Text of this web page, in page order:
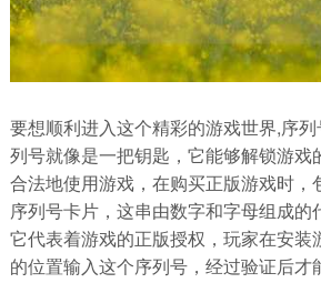
要想顺利进入这个精彩的游戏世界,序
列号就像是一把钥匙，它能够解锁游戏
合法地使用游戏，在购买正版游戏时，
序列号卡片，这串由数字和字母组成的
它代表着游戏的正版授权，玩家在安装
的位置输入这个序列号，经过验证后才